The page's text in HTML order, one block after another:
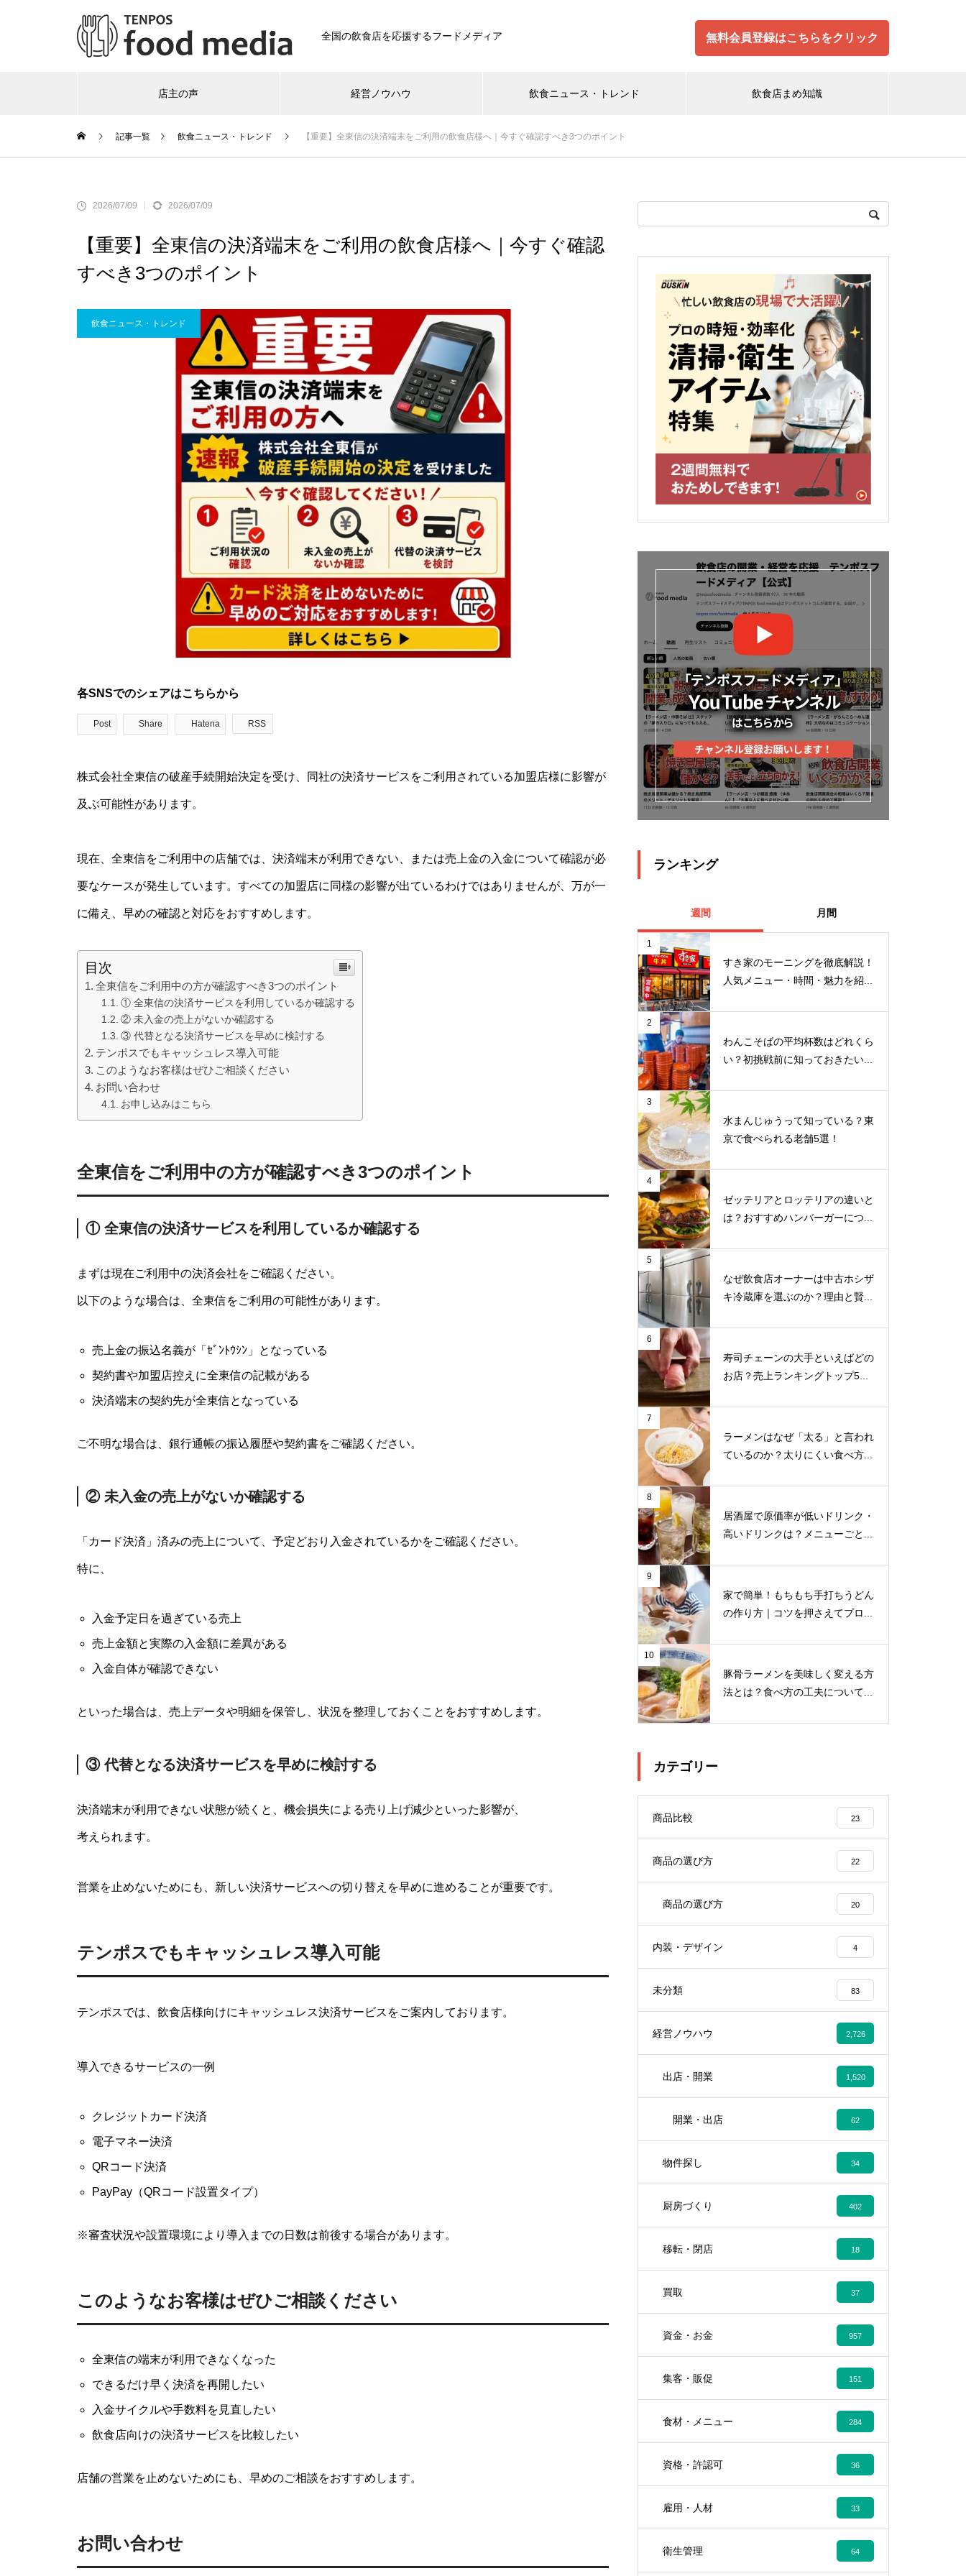
全国の飲食店を応援するフードメディア 無料会員登録はこちらをクリック
店主の声 経営ノウハウ 飲食ニュース・トレンド 飲食店まめ知識
記事一覧 飲食ニュース・トレンド 【重要】全東信の決済端末をご利用の飲食店様へ｜今すぐ確認すべき3つのポイント
2026/07/09 2026/07/09
【重要】全東信の決済端末をご利用の飲食店様へ｜今すぐ確認
すべき3つのポイント
飲食ニュース・トレンド
各SNSでのシェアはこちらから
Post Share Hatena RSS
株式会社全東信の破産手続開始決定を受け、同社の決済サービスをご利用されている加盟店様に影響が
及ぶ可能性があります。
現在、全東信をご利用中の店舗では、決済端末が利用できない、または売上金の入金について確認が必
要なケースが発生しています。すべての加盟店に同様の影響が出ているわけではありませんが、万が一
に備え、早めの確認と対応をおすすめします。
目次
全東信をご利用中の方が確認すべき3つのポイント
① 全東信の決済サービスを利用しているか確認する
② 未入金の売上がないか確認する
③ 代替となる決済サービスを早めに検討する
テンポスでもキャッシュレス導入可能
このようなお客様はぜひご相談ください
お問い合わせ
お申し込みはこちら
全東信をご利用中の方が確認すべき3つのポイント
① 全東信の決済サービスを利用しているか確認する
まずは現在ご利用中の決済会社をご確認ください。
以下のような場合は、全東信をご利用の可能性があります。
売上金の振込名義が「ｾﾞﾝﾄｳｼﾝ」となっている
契約書や加盟店控えに全東信の記載がある
決済端末の契約先が全東信となっている
ご不明な場合は、銀行通帳の振込履歴や契約書をご確認ください。
② 未入金の売上がないか確認する
「カード決済」済みの売上について、予定どおり入金されているかをご確認ください。
特に、
入金予定日を過ぎている売上
売上金額と実際の入金額に差異がある
入金自体が確認できない
といった場合は、売上データや明細を保管し、状況を整理しておくことをおすすめします。
③ 代替となる決済サービスを早めに検討する
決済端末が利用できない状態が続くと、機会損失による売り上げ減少といった影響が、
考えられます。
営業を止めないためにも、新しい決済サービスへの切り替えを早めに進めることが重要です。
テンポスでもキャッシュレス導入可能
テンポスでは、飲食店様向けにキャッシュレス決済サービスをご案内しております。
導入できるサービスの一例
クレジットカード決済
電子マネー決済
QRコード決済
PayPay（QRコード設置タイプ）
※審査状況や設置環境により導入までの日数は前後する場合があります。
このようなお客様はぜひご相談ください
全東信の端末が利用できなくなった
できるだけ早く決済を再開したい
入金サイクルや手数料を見直したい
飲食店向けの決済サービスを比較したい
店舗の営業を止めないためにも、早めのご相談をおすすめします。
お問い合わせ
ランキング
週間 月間
1
すき家のモーニングを徹底解説！
人気メニュー・時間・魅力を紹...
2
わんこそばの平均杯数はどれくら
い？初挑戦前に知っておきたい...
3
水まんじゅうって知っている？東
京で食べられる老舗5選！
4
ゼッテリアとロッテリアの違いと
は？おすすめハンバーガーにつ...
5
なぜ飲食店オーナーは中古ホシザ
キ冷蔵庫を選ぶのか？理由と賢...
6
寿司チェーンの大手といえばどの
お店？売上ランキングトップ5...
7
ラーメンはなぜ「太る」と言われ
ているのか？太りにくい食べ方...
8
居酒屋で原価率が低いドリンク・
高いドリンクは？メニューごと...
9
家で簡単！もちもち手打ちうどん
の作り方｜コツを押さえてプロ...
10
豚骨ラーメンを美味しく変える方
法とは？食べ方の工夫について...
カテゴリー
商品比較 23
商品の選び方 22
商品の選び方 20
内装・デザイン 4
未分類 83
経営ノウハウ 2,726
出店・開業 1,520
開業・出店 62
物件探し 34
厨房づくり 402
移転・閉店 18
買取 37
資金・お金 957
集客・販促 151
食材・メニュー 284
資格・許認可 36
雇用・人材 33
衛生管理 64